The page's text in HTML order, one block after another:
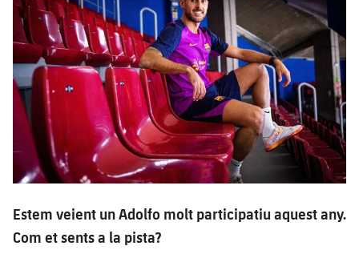
Estem veient un Adolfo molt participatiu aquest any.
Com et sents a la pista?